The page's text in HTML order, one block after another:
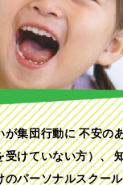
が集団行動に 不安の
受けていない方）、
のパーソナルスクー